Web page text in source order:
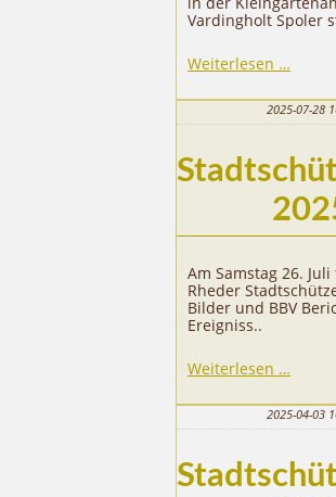
Vardingholt Spoler
Weiterlesen …
2025-07-28
Am Samstag 26.
Rheder
Bilder und BBV
Ereigniss..
Weiterlesen …
2025-04-03